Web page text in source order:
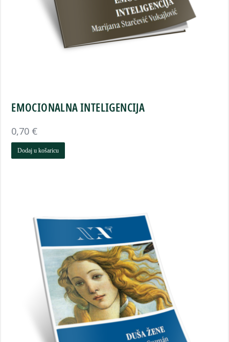
EMOCIONALNA INTELIGENCIJA
0,70 €
Dodaj u košaricu